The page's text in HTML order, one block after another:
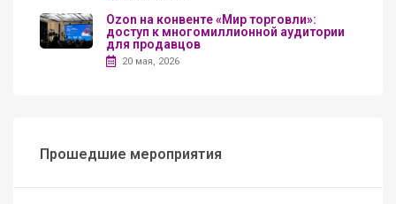
Ozon на конвенте «Мир торговли»:
доступ к многомиллионной аудитории
для продавцов
20 мая, 2026
Прошедшие мероприятия